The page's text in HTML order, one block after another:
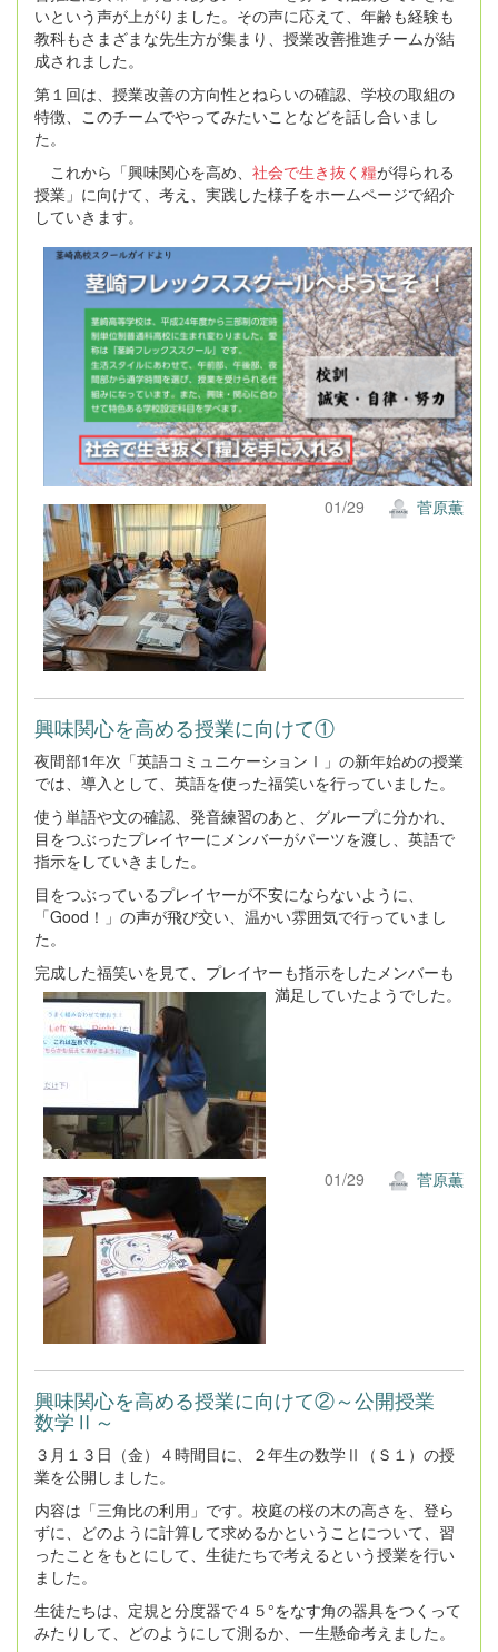
いという声が上がりました。その声に応えて、年齢も経験も
教科もさまざまな先生方が集まり、授業改善推進チームが結
成されました。
第１回は、授業改善の方向性とねらいの確認、学校の取組の
特徴、このチームでやってみたいことなどを話し合いまし
た。
これから「興味関心を高め、 社会で生き抜く糧が得られる
授業」に向けて、考え、実践した様子をホームページで紹介
していきます。
01/29 菅原薫
興味関心を高める授業に向けて①
夜間部1年次「英語コミュニケーションⅠ」の新年始めの授業
では、導入として、英語を使った福笑いを行っていました。
使う単語や文の確認、発音練習のあと、グループに分かれ、
目をつぶったプレイヤーにメンバーがパーツを渡し、英語で
指示をしていきました。
目をつぶっているプレイヤーが不安にならないように、
「Good！」の声が飛び交い、温かい雰囲気で行っていまし
た。
完成した福笑いを見て、プレイヤーも指示をしたメンバーも
満足していたようでした。
01/29 菅原薫
興味関心を高める授業に向けて②～公開授業
数学Ⅱ～
３月１３日（金）４時間目に、２年生の数学Ⅱ（Ｓ１）の授
業を公開しました。
内容は「三角比の利用」です。校庭の桜の木の高さを、登ら
ずに、どのように計算して求めるかということについて、習
ったことをもとにして、生徒たちで考えるという授業を行い
ました。
生徒たちは、定規と分度器で４５°をなす角の器具をつくって
みたりして、どのようにして測るか、一生懸命考えました。